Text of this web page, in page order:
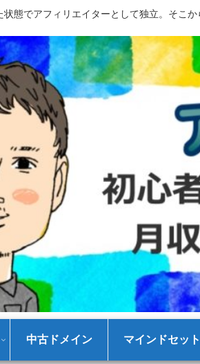
態でアフィリエイターとして独立。そこ
中古ドメイン マインドセット